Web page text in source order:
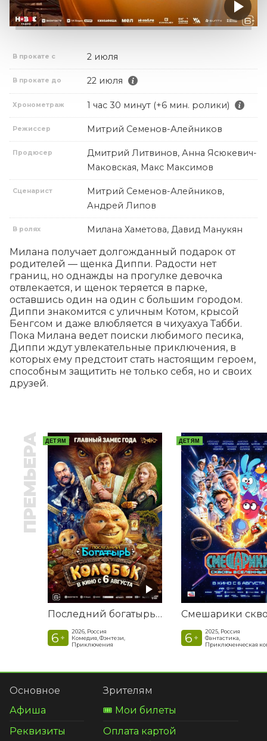
В прокате с 2 июля
В прокате до 22 июля
Хронометраж 1 час 30 минут (+6 мин. ролики)
Режиссер Митрий Семенов-Алейников
Продюсер
Дмитрий Литвинов, Анна Ясюкевич-
Маковская, Макс Максимов
Сценарист
Митрий Семенов-Алейников,
Андрей Липов
В ролях Милана Хаметова, Давид Манукян
Милана получает долгожданный подарок от
родителей — щенка Диппи. Радости нет
границ, но однажды на прогулке девочка
отвлекается, и щенок теряется в парке,
оставшись один на один с большим городом.
Диппи знакомится с уличным Котом, крысой
Бенгсом и даже влюбляется в чихуахуа Табби.
Пока Милана ведет поиски любимого песика,
Диппи ждут увлекательные приключения, в
которых ему предстоит стать настоящим героем,
способным защитить не только себя, но и своих
друзей.
ПРЕМЬЕРА ДЕТЯМ
Последний богатырь. Колобок
6 +
2026, Россия
Комедия, Фэнтези,
Приключения
ДЕТЯМ
6 +
2025, Россия
Фантастика,
Приключенческая
Основное
Афиша
Реквизиты
Зрителям
🎟️ Мои билеты
Оплата картой